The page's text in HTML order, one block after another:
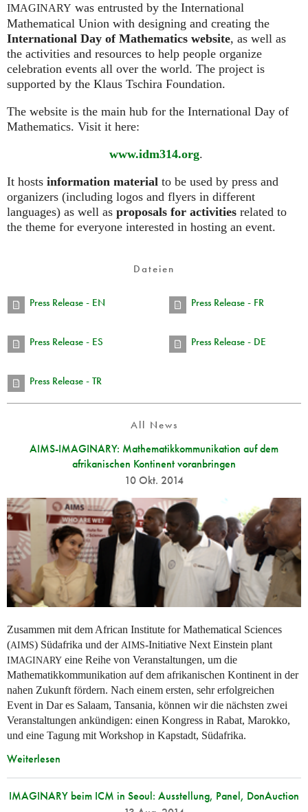
IMAGINARY was entrusted by the International
Mathematical Union with designing and creating the
International Day of Mathematics website, as well as
the activities and resources to help people organize
celebration events all over the world. The project is
supported by the Klaus Tschira Foundation.
The website is the main hub for the International Day of
Mathematics. Visit it here:
www.idm314.org.
It hosts information material to be used by press and
organizers (including logos and flyers in different
languages) as well as proposals for activities related to
the theme for everyone interested in hosting an event.
Dateien
Press Release - EN Press Release - FR
Press Release - ES Press Release - DE
Press Release - TR
All News
AIMS-IMAGINARY: Mathematikkommunikation auf dem
afrikanischen Kontinent voranbringen
10 Okt. 2014
Zusammen mit dem African Institute for Mathematical Sciences
(AIMS) Südafrika und der AIMS-Initiative Next Einstein plant
IMAGINARY eine Reihe von Veranstaltungen, um die
Mathematikkommunikation auf dem afrikanischen Kontinent in der
nahen Zukunft fördern. Nach einem ersten, sehr erfolgreichen
Event in Dar es Salaam, Tansania, können wir die nächsten zwei
Veranstaltungen ankündigen: einen Kongress in Rabat, Marokko,
und eine Tagung mit Workshop in Kapstadt, Südafrika.
Weiterlesen
IMAGINARY beim ICM in Seoul: Ausstellung, Panel, DonAuction